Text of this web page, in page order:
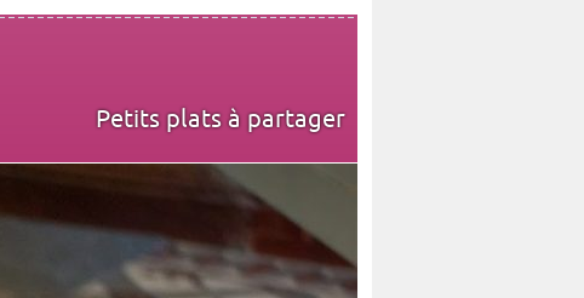
Petits plats à partager